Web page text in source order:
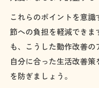
これらのポイントを意
節への負担を軽減でき
も、こうした動作改善の
自分に合った生活改善
を防ぎましょう。